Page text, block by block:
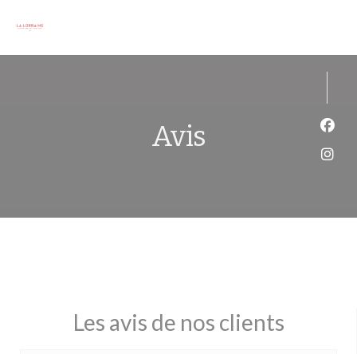
Avis
Les avis de nos clients